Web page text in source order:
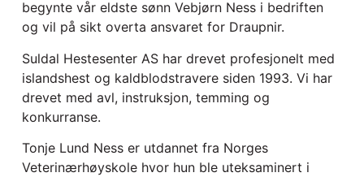
begynte vår eldste sønn Vebjørn Ness i bedriften
og vil på sikt overta ansvaret for Draupnir.
Suldal Hestesenter AS har drevet profesjonelt med
islandshest og kaldblodstravere siden 1993. Vi har
drevet med avl, instruksjon, temming og
konkurranse.
Tonje Lund Ness er utdannet fra Norges
Veterinærhøyskole hvor hun ble uteksaminert i